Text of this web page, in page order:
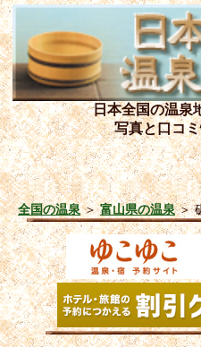
日本全国の温泉
写真と口コ
全国の温泉＞富山県の温泉＞